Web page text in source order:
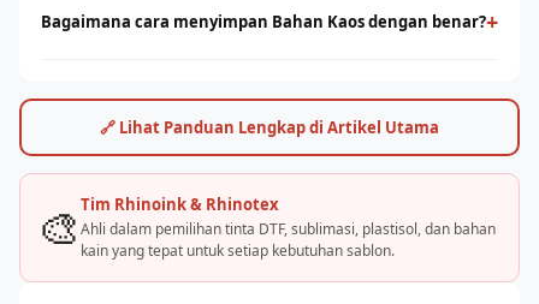
menyediakan tinta dan bahan sablon berkualitas. Hubungi tim
Bagaimana cara menyimpan Bahan Kaos dengan benar?+
dan tutup rapat setelah digunakan. Suhu penyimpanan ideal
15–25°C. Panduan lengkap tersedia dari tim teknisi Rhino.
🔗 Lihat Panduan Lengkap di Artikel Utama
🎨 Tim Rhinoink & Rhinotex
Ahli dalam pemilihan tinta DTF, sublimasi, plastisol, dan bahan
kain yang tepat untuk setiap kebutuhan sablon.